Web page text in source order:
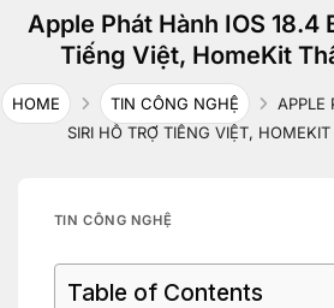
Apple Phát Hành IOS 18.4
Tiếng Việt, HomeKit
HOME TIN CÔNG NGHỆ
APPLE
SIRI HỖ TRỢ TIẾNG VIỆT,
TIN CÔNG NGHỆ
Table of Contents